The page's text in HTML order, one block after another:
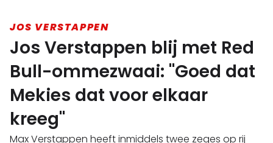
JOS VERSTAPPEN
Jos Verstappen blij met Red
Bull-ommezwaai: "Goed dat
Mekies dat voor elkaar
kreeg"
Max Verstappen heeft inmiddels twee zeges op rij